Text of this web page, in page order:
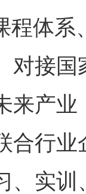
程体
对接
来产
合行
、实